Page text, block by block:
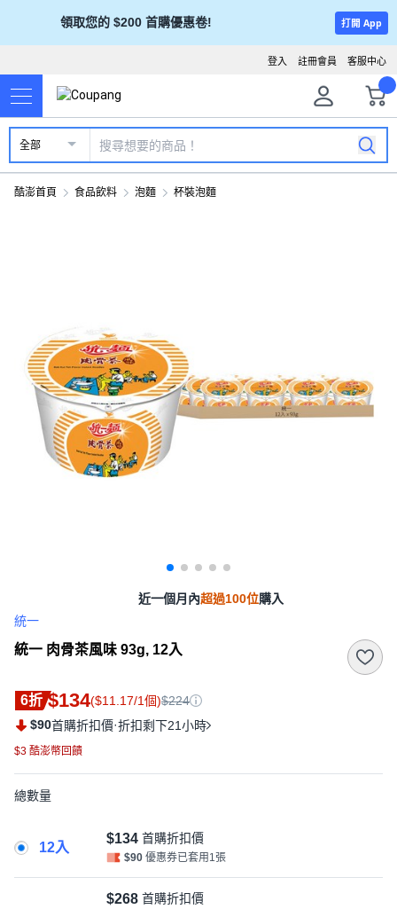
領取您的 $200 首購優惠卷! 打開 App
客服中心
註冊會員
登入
全部
酷澎首頁 食品飲料 泡麵 杯裝泡麵
近一個月內超過100位購入
統一
統一 肉骨茶風味 93g, 12入
6折 $134($11.17/1個)$224
$90首購折扣價·折扣剩下21小時
$3 酷澎幣回饋
總數量
12入
$134 首購折扣價
$90 優惠券已套用1張
$268 首購折扣價